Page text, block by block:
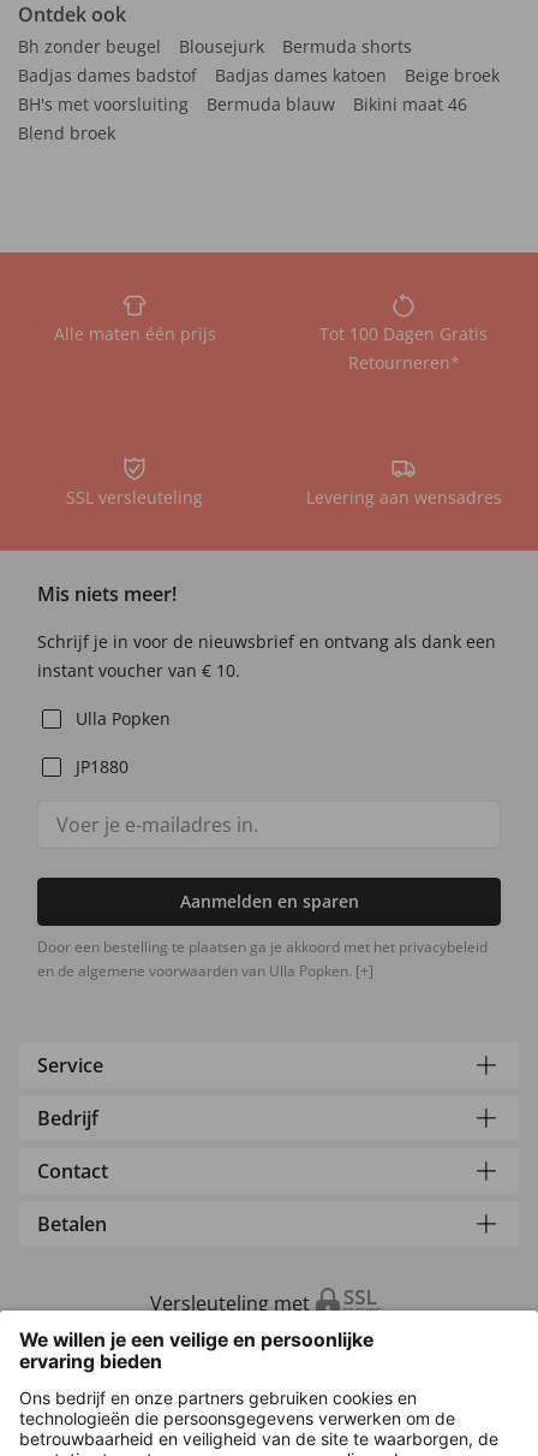
Ontdek ook
Bh zonder beugel Blousejurk
Bermuda shorts
Badjas dames badstof
Badjas dames katoen
Beige broek
BH's met voorsluiting
Bermuda blauw
Bikini maat 46
Blend broek
Alle maten één prijs
Tot 100 Dagen Gratis
Retourneren*
SSL versleuteling Levering aan wensadres
Mis niets meer!
Schrijf je in voor de nieuwsbrief en ontvang als dank een
instant voucher van € 10.
Ulla Popken
JP1880
Aanmelden en sparen
Door een bestelling te plaatsen ga je akkoord met het privacybeleid
en de algemene voorwaarden van Ulla Popken. [+]
Service
Bedrijf
Contact
Betalen
Versleuteling met
Overige webwinkels
Nederland